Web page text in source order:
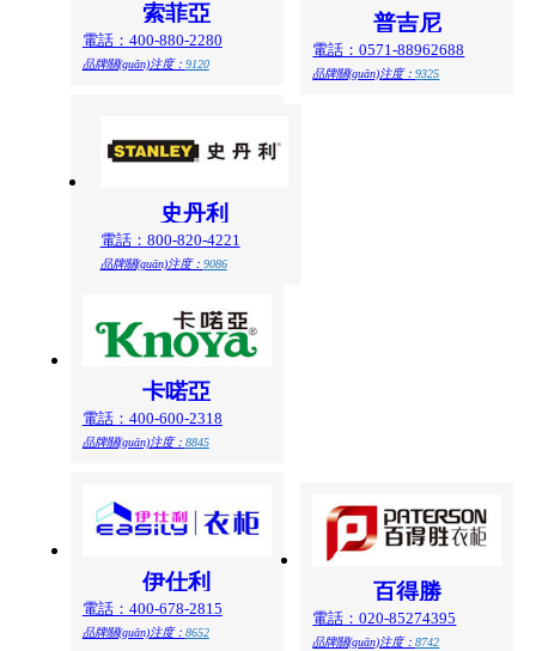
普吉尼
電話：0571-88962688
品牌關(guān)注度：9325
索菲亞
電話：400-880-2280
品牌關(guān)注度： 9120
史丹利
電話：800-820-4221
品牌關(guān)注度： 9086
卡喏亞
電話：400-600-2318
品牌關(guān)注度： 8845
百得勝
電話：020-85274395
品牌關(guān)注度：8742
伊仕利
電話：400-678-2815
品牌關(guān)注度： 8652